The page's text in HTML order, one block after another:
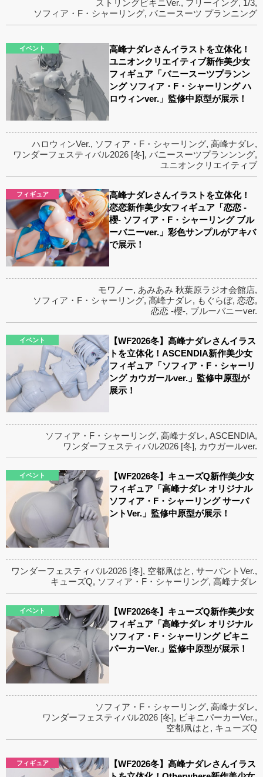
ストリングビキニVer., フリーイング, 1/3,
ソフィア・F・シャーリング, バニースーツ プランニング
イベント
高峰ナダレさんイラストを立体化！
ユニオンクリエイティブ新作美少女
フィギュア「バニースーツプランン
ング ソフィア・F・シャーリング ハ
ロウィンver.」監修中原型が展示！
ハロウィンVer., ソフィア・F・シャーリング, 高峰ナダレ,
ワンダーフェスティバル2026 [冬], バニースーツプランンング,
ユニオンクリエイティブ
フィギュア
高峰ナダレさんイラストを立体化！
恋恋新作美少女フィギュア「恋恋 -
櫻- ソフィア・F・シャーリング ブル
ーバニーver.」彩色サンプルがアキバ
で展示！
モワノー, あみあみ 秋葉原ラジオ会館店,
ソフィア・F・シャーリング, 高峰ナダレ, もぐらぼ, 恋恋,
恋恋 -櫻-, ブルーバニーver.
イベント
【WF2026冬】高峰ナダレさんイラス
トを立体化！ASCENDIA新作美少女
フィギュア「ソフィア・F・シャーリ
ング カウガールver.」監修中原型が
展示！
ソフィア・F・シャーリング, 高峰ナダレ, ASCENDIA,
ワンダーフェスティバル2026 [冬], カウガールver.
イベント
【WF2026冬】キューズQ新作美少女
フィギュア「高峰ナダレ オリジナル
ソフィア・F・シャーリング サーバ
ントVer.」監修中原型が展示！
ワンダーフェスティバル2026 [冬], 空都凧はと , サーバントVer.,
キューズQ, ソフィア・F・シャーリング, 高峰ナダレ
イベント
【WF2026冬】キューズQ新作美少女
フィギュア「高峰ナダレ オリジナル
ソフィア・F・シャーリング ビキニ
パーカーVer.」監修中原型が展示！
ソフィア・F・シャーリング, 高峰ナダレ,
ワンダーフェスティバル2026 [冬], ビキニパーカーVer.,
空都凧はと , キューズQ
フィギュア
【WF2026冬】高峰ナダレさんイラス